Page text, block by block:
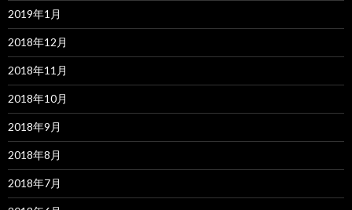
2019年1月
2018年12月
2018年11月
2018年10月
2018年9月
2018年8月
2018年7月